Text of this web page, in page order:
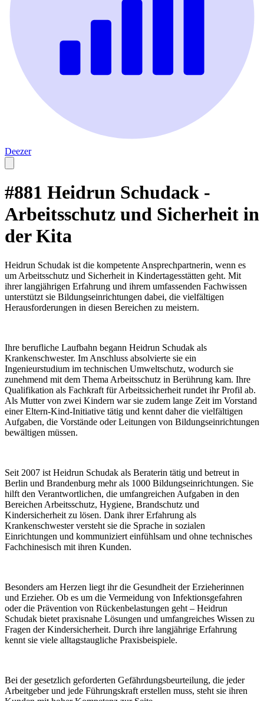
Deezer
#881 Heidrun Schudack -
Arbeitsschutz und Sicherheit in
der Kita
Heidrun Schudak ist die kompetente Ansprechpartnerin, wenn es
um Arbeitsschutz und Sicherheit in Kindertagesstätten geht. Mit
ihrer langjährigen Erfahrung und ihrem umfassenden Fachwissen
unterstützt sie Bildungseinrichtungen dabei, die vielfältigen
Herausforderungen in diesen Bereichen zu meistern.
Ihre berufliche Laufbahn begann Heidrun Schudak als
Krankenschwester. Im Anschluss absolvierte sie ein
Ingenieurstudium im technischen Umweltschutz, wodurch sie
zunehmend mit dem Thema Arbeitsschutz in Berührung kam. Ihre
Qualifikation als Fachkraft für Arbeitssicherheit rundet ihr Profil ab.
Als Mutter von zwei Kindern war sie zudem lange Zeit im Vorstand
einer Eltern-Kind-Initiative tätig und kennt daher die vielfältigen
Aufgaben, die Vorstände oder Leitungen von Bildungseinrichtungen
bewältigen müssen.
Seit 2007 ist Heidrun Schudak als Beraterin tätig und betreut in
Berlin und Brandenburg mehr als 1000 Bildungseinrichtungen. Sie
hilft den Verantwortlichen, die umfangreichen Aufgaben in den
Bereichen Arbeitsschutz, Hygiene, Brandschutz und
Kindersicherheit zu lösen. Dank ihrer Erfahrung als
Krankenschwester versteht sie die Sprache in sozialen
Einrichtungen und kommuniziert einfühlsam und ohne technisches
Fachchinesisch mit ihren Kunden.
Besonders am Herzen liegt ihr die Gesundheit der Erzieherinnen
und Erzieher. Ob es um die Vermeidung von Infektionsgefahren
oder die Prävention von Rückenbelastungen geht – Heidrun
Schudak bietet praxisnahe Lösungen und umfangreiches Wissen zu
Fragen der Kindersicherheit. Durch ihre langjährige Erfahrung
kennt sie viele alltagstaugliche Praxisbeispiele.
Bei der gesetzlich geforderten Gefährdungsbeurteilung, die jeder
Arbeitgeber und jede Führungskraft erstellen muss, steht sie ihren